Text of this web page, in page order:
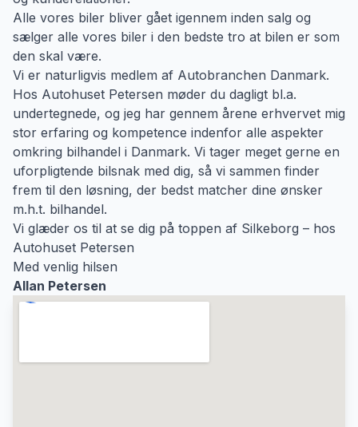
Alle vores biler bliver gået igennem inden salg og
sælger alle vores biler i den bedste tro at bilen er som
den skal være.
Vi er naturligvis medlem af Autobranchen Danmark.
Hos Autohuset Petersen møder du dagligt bl.a.
undertegnede, og jeg har gennem årene erhvervet mig
stor erfaring og kompetence indenfor alle aspekter
omkring bilhandel i Danmark. Vi tager meget gerne en
uforpligtende bilsnak med dig, så vi sammen finder
frem til den løsning, der bedst matcher dine ønsker
m.h.t. bilhandel.
Vi glæder os til at se dig på toppen af Silkeborg – hos
Autohuset Petersen
Med venlig hilsen
Allan Petersen